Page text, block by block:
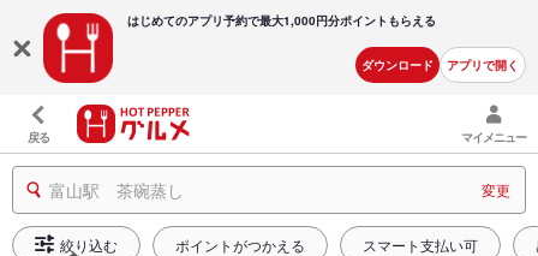
はじめてのアプリ予約で最大1,000円分ポイントもらえる
ダウンロード アプリで開く
戻る マイメニュー
富山駅 茶碗蒸し 変更
絞り込む ポイントがつかえる スマート支払い可